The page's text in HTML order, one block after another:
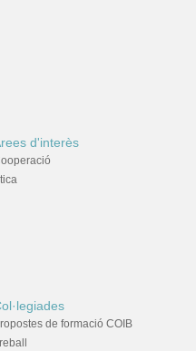
d'interès
de formació COIB